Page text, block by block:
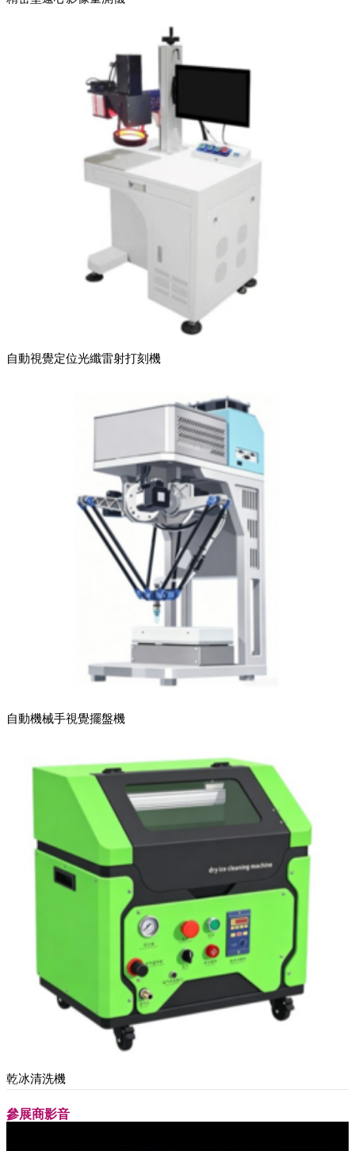
自動視覺定位光纖雷射打刻機
自動機械手視覺擺盤機
乾冰清洗機
參展商影音